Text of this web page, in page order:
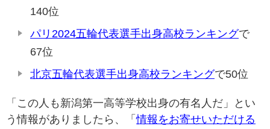
140位
パリ2024五輪代表選手出身高校ランキングで
67位
北京五輪代表選手出身高校ランキングで50位
「この人も新潟第一高等学校出身の有名人だ」とい
う情報がありましたら、「情報をお寄せいただける